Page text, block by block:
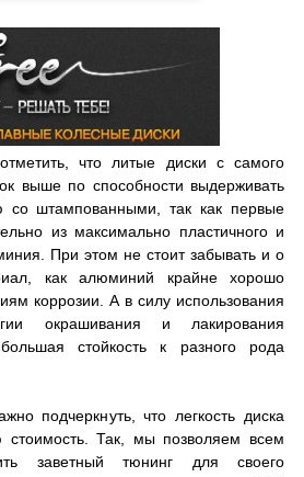
что литые диски с самого
выше по способности выдерживать
со штампованными, так как первые
из максимально пластичного и
При этом не стоит забывать и о
как алюминий крайне хорошо
коррозии. А в силу использования
окрашивания и лакирования
стойкость к разного рода
подчеркнуть, что легкость диска
стоимость. Так, мы позволяем всем
заветный тюнинг для своего